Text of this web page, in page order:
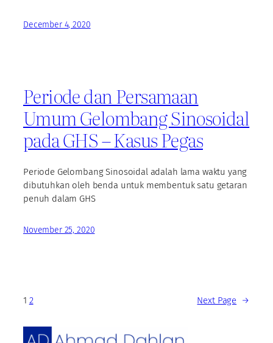
December 4, 2020
Periode dan Persamaan
Umum Gelombang Sinosoidal
pada GHS – Kasus Pegas
Periode Gelombang Sinosoidal adalah lama waktu yang
dibutuhkan oleh benda untuk membentuk satu getaran
penuh dalam GHS
November 25, 2020
1 2 Next Page →